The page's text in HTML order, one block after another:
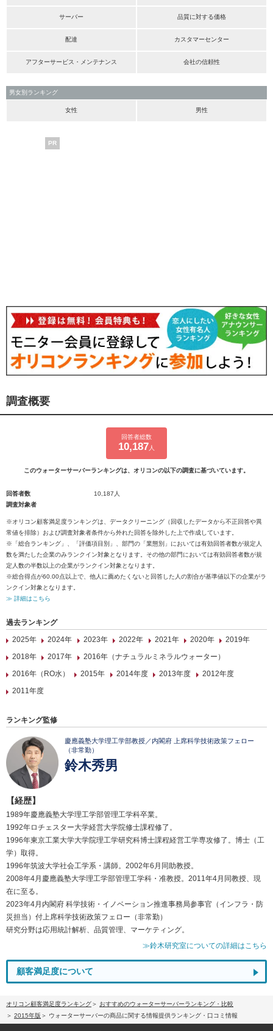
サーバー 品質に対する価格
配達 カスタマーセンター
アフターサービス・メンテナンス 会社の信頼性
男女別ランキング
女性 男性
PR
調査概要
回答者総数
10,187 人
このウォーターサーバーランキングは、オリコンの以下の調査に基づいています。
回答者数
10,187人
調査対象者
※オリコン顧客満足度ランキングは、データクリーニング（回収したデータから不正回答や異
常値を排除）および調査対象者条件から外れた回答を除外した上で作成しています。
※「総合ランキング」、「評価項目別」、部門の「業態別」においては有効回答者数が規定人
数を満たした企業のみランクイン対象となります。その他の部門においては有効回答者数が規
定人数の半数以上の企業がランクイン対象となります。
※総合得点が60.00点以上で、他人に薦めたくないと回答した人の割合が基準値以下の企業がラ
ンクイン対象となります。
≫ 詳細はこちら
過去ランキング
2025年
2024年 2023年 2022年 2021年 2020年
2019年
2018年
2017年
2016年（ナチュラルミネラルウォーター）
2016年（RO水）
2015年 2014年度 2013年度
2012年度
2011年度
ランキング監修
慶應義塾大学理工学部教授／内閣府 上席科学技術政策フェロー
（非常勤）
鈴木秀男
【経歴】
1989年慶應義塾大学理工学部管理工学科卒業。
1992年ロチェスター大学経営大学院修士課程修了。
1996年東京工業大学大学院理工学研究科博士課程経営工学専攻修了。博士（工
学）取得。
1996年筑波大学社会工学系・講師。2002年6月同助教授。
2008年4月慶應義塾大学理工学部管理工学科・准教授。2011年4月同教授、現
在に至る。
2023年4月内閣府 科学技術・イノベーション推進事務局参事官（インフラ・防
災担当）付上席科学技術政策フェロー（非常勤）
研究分野は応用統計解析、品質管理、マーケティング。
≫鈴木研究室についての詳細はこちら
顧客満足度について
オリコン顧客満足度ランキング
おすすめのウォーターサーバーランキング・比較
2015年版
ウォーターサーバーの商品に関する情報提供ランキング・口コミ情報